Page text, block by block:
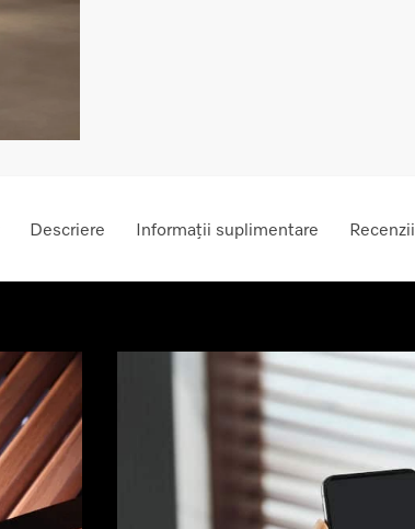
Descriere Informații suplimentare Recenzii